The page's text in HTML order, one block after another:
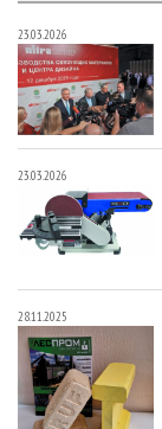
23.03.2026
23.03.2026
28.11.2025